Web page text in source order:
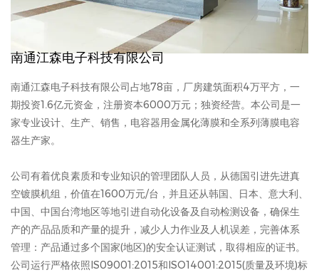
南通江森电子科技有限公司
南通江森电子科技有限公司占地78亩，厂房建筑面积4万平方，一
期投资1.6亿元资金，注册资本6000万元；独资经营。本公司是一
家专业设计、生产、销售，电容器用金属化薄膜和全系列薄膜电容
器生产家。
公司有着优良素质和专业知识的管理团队人员，从德国引进先进真
空镀膜机组，价值在1600万元/台，并且还从韩国、日本、意大利、
中国、中国台湾地区等地引进自动化设备及自动检测设备，确保生
产的产品品质和产量的提升，减少人力作业及人机误差，完善体系
管理：产品通过多个国家(地区)的安全认证测试，取得相应的证书。
公司运行严格依照IS09001:2015和ISO14001:2015(质量及环境)标